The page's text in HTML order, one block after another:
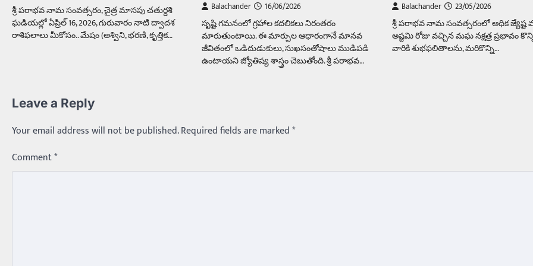
శ్రీ పరాభవ నామ సంవత్సరం, చైత్ర మాసపు చతుర్దశి
ఘడియల్లో ఏప్రిల్ 16, 2026, గురువారం నాటి ద్వాదశ
రాశిఫలాలు మీకోసం.. మేషం (అశ్విని, భరణి, కృత్తిక…
Balachander
16/06/2026
సృష్టి గమనంలో గ్రహాల కదలికలు నిరంతరం
మారుతుంటాయి. ఈ మార్పుల ఆధారంగానే మానవ
జీవితంలో ఒడిదుడుకులు, సుఖసంతోషాలు ముడిపడి
ఉంటాయని జ్యోతిష్య శాస్త్రం చెబుతోంది. శ్రీ పరాభవ…
Balachander
23/05/2026
శ్రీ పరాభవ నామ సంవత్సరంలో అధిక జ్యేష్ట
అష్టమి రోజు వచ్చిన మఘ నక్షత్ర ప్రభావం
వారికి శుభఫలితాలను, మరికొన్ని…
Leave a Reply
Your email address will not be published.Required fields are marked*
Comment*